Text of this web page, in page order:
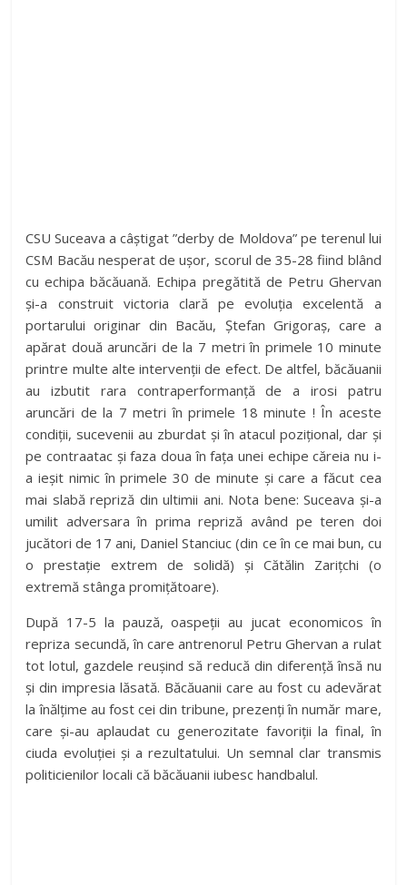
CSU Suceava a câștigat ”derby de Moldova” pe terenul lui
CSM Bacău nesperat de ușor, scorul de 35-28 fiind blând
cu echipa băcăuană. Echipa pregătită de Petru Ghervan
și-a construit victoria clară pe evoluția excelentă a
portarului originar din Bacău, Ștefan Grigoraș, care a
apărat două aruncări de la 7 metri în primele 10 minute
printre multe alte intervenții de efect. De altfel, băcăuanii
au izbutit rara contraperformanță de a irosi patru
aruncări de la 7 metri în primele 18 minute ! În aceste
condiții, sucevenii au zburdat și în atacul pozițional, dar și
pe contraatac și faza doua în fața unei echipe căreia nu i-
a ieșit nimic în primele 30 de minute și care a făcut cea
mai slabă repriză din ultimii ani. Nota bene: Suceava și-a
umilit adversara în prima repriză având pe teren doi
jucători de 17 ani, Daniel Stanciuc (din ce în ce mai bun, cu
o prestație extrem de solidă) și Cătălin Zarițchi (o
extremă stânga promițătoare).
După 17-5 la pauză, oaspeții au jucat economicos în
repriza secundă, în care antrenorul Petru Ghervan a rulat
tot lotul, gazdele reușind să reducă din diferență însă nu
și din impresia lăsată. Băcăuanii care au fost cu adevărat
la înălțime au fost cei din tribune, prezenți în număr mare,
care și-au aplaudat cu generozitate favoriții la final, în
ciuda evoluției și a rezultatului. Un semnal clar transmis
politicienilor locali că băcăuanii iubesc handbalul.